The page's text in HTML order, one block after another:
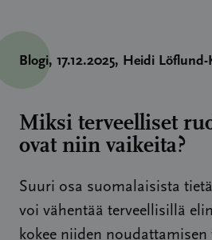
Blogi, 17.12.2025, Heidi Löflund-
Miksi terveelliset
ovat niin vaikeita?
Suuri osa suomalaisista
voi vähentää terveellisillä
kokee niiden noudattamisen